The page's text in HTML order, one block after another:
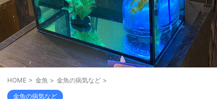
HOME > 金魚 > 金魚の病気など >
金魚の病気など